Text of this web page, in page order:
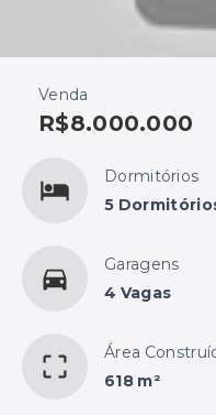
Venda
R$8.000.000
Dormitórios
5
Garagens
4 Vagas
Área
618 m²